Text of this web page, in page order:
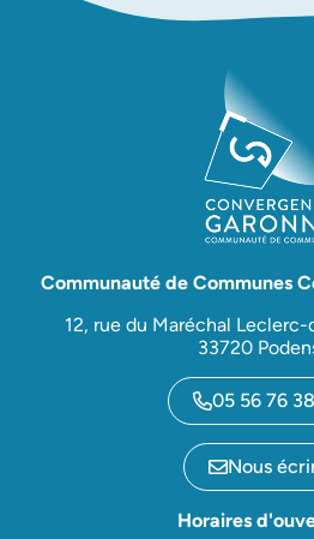
Communauté de Communes
12, rue du Maréchal
33720
05 56 76
Nous
Horaires